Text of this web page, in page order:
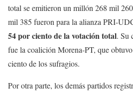
total se emitieron un millón 268 mil
mil 385 fueron para la alianza PRI-
54 por ciento de la votación total. Su
fue la coalición Morena-PT, que
ciento de los sufragios.
Por otra parte, los demás partidos